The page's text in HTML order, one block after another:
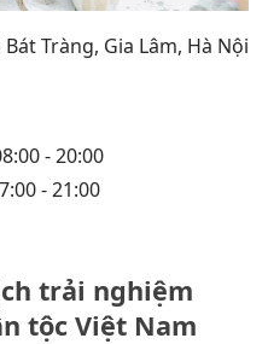
Tràng, Gia Lâm, Hà Nội
- 20:00
- 21:00
trải nghiệm
tộc Việt Nam